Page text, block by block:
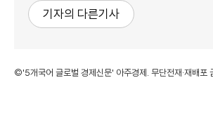
기자의 다른기사
©'5개국어 글로벌 경제신문' 아주경제. 무단전재·재배포